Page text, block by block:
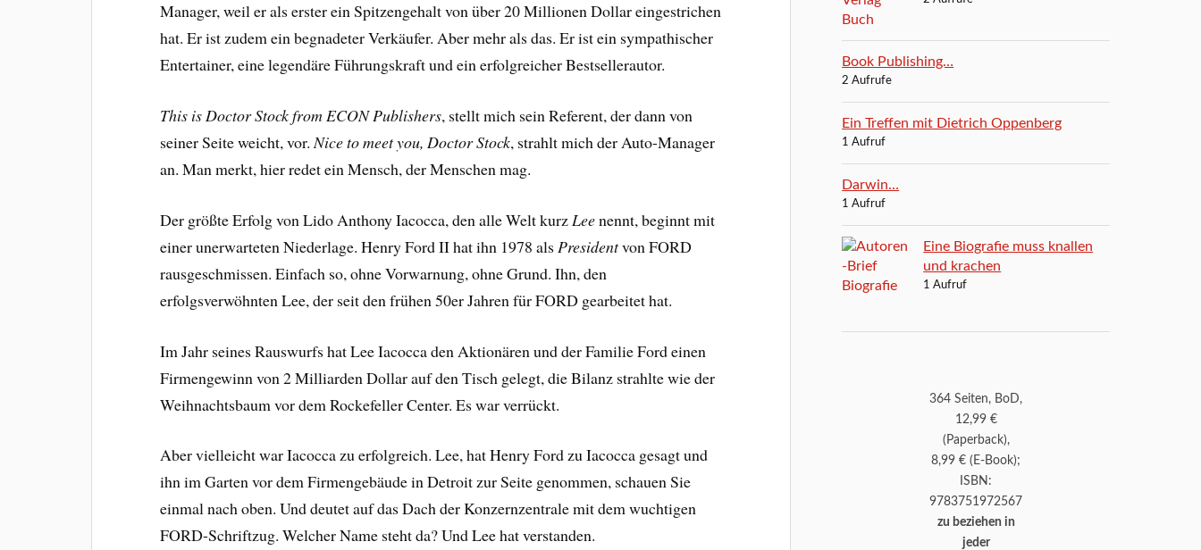
Manager, weil er als erster ein Spitzengehalt von über 20 Millionen Dollar eingestrichen
hat. Er ist zudem ein begnadeter Verkäufer. Aber mehr als das. Er ist ein sympathischer
Entertainer, eine legendäre Führungskraft und ein erfolgreicher Bestsellerautor.
This is Doctor Stock from ECON Publishers, stellt mich sein Referent, der dann von
seiner Seite weicht, vor.Nice to meet you, Doctor Stock, strahlt mich der Auto-Manager
an. Man merkt, hier redet ein Mensch, der Menschen mag.
Der größte Erfolg von Lido Anthony Iacocca, den alle Welt kurz Leenennt, beginnt mit
einer unerwarteten Niederlage. Henry Ford II hat ihn 1978 als Presidentvon FORD
rausgeschmissen. Einfach so, ohne Vorwarnung, ohne Grund. Ihn, den
erfolgsverwöhnten Lee, der seit den frühen 50er Jahren für FORD gearbeitet hat.
Im Jahr seines Rauswurfs hat Lee Iacocca den Aktionären und der Familie Ford einen
Firmengewinn von 2 Milliarden Dollar auf den Tisch gelegt, die Bilanz strahlte wie der
Weihnachtsbaum vor dem Rockefeller Center. Es war verrückt.
Aber vielleicht war Iacocca zu erfolgreich. Lee, hat Henry Ford zu Iacocca gesagt und
ihn im Garten vor dem Firmengebäude in Detroit zur Seite genommen, schauen Sie
einmal nach oben. Und deutet auf das Dach der Konzernzentrale mit dem wuchtigen
FORD-Schriftzug. Welcher Name steht da? Und Lee hat verstanden.
Book Publishing…
2 Aufrufe
Ein Treffen mit Dietrich Oppenberg
1 Aufruf
Darwin…
1 Aufruf
Eine Biografie muss knallen
und krachen
1 Aufruf
364 Seiten, BoD,
12,99 €
(Paperback),
8,99 € (E-Book);
ISBN:
9783751972567
zu beziehen in
jeder